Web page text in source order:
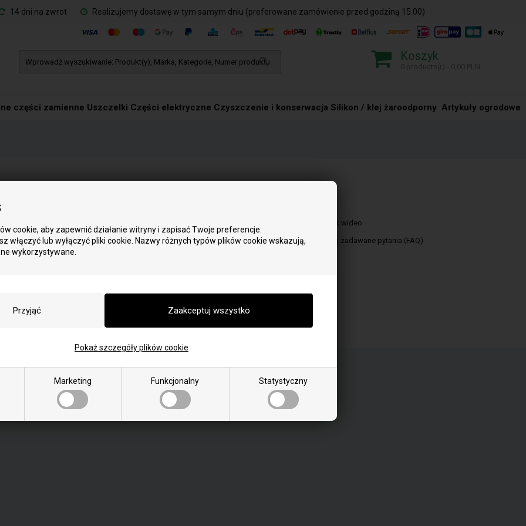
cookie, aby zapewnić działanie witryny i zapisać Twoje preferencje.
włączyć lub wyłączyć pliki cookie. Nazwy różnych typów plików cookie wskazują,
wykorzystywane.
Marketing Funkcjonalny Statystyczny
Pokaż szczegóły plików cookie
14 dni na zwrot Realizujemy dostawę w tym samym dniu (preferowane zamówienie przed godziną 15:00)
Koszyk
części zamienne Uszczelki Części elektryczne Czyszczenie i konserwacja Silikon / klej żaroodporny Artykuły ogrodowe
Wtorek:
9.00 - 15.00
Środa:
Zamknięte
Przewodnik wideo
Najczęściej zadawane pytania (FAQ)
Regulamin